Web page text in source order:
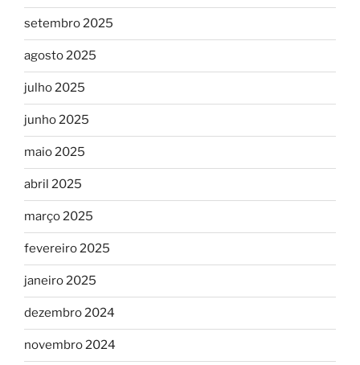
setembro 2025
agosto 2025
julho 2025
junho 2025
maio 2025
abril 2025
março 2025
fevereiro 2025
janeiro 2025
dezembro 2024
novembro 2024